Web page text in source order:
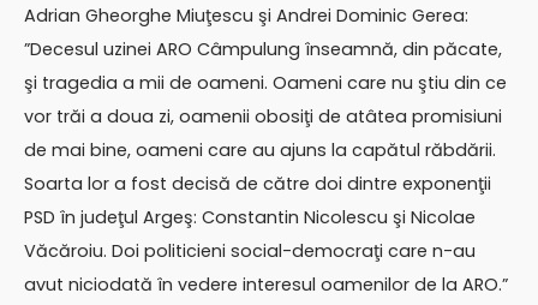
Adrian Gheorghe Miuţescu şi Andrei Dominic Gerea:
”Decesul uzinei ARO Câmpulung înseamnă, din păcate,
şi tragedia a mii de oameni. Oameni care nu ştiu din ce
vor trăi a doua zi, oamenii obosiţi de atâtea promisiuni
de mai bine, oameni care au ajuns la capătul răbdării.
Soarta lor a fost decisă de către doi dintre exponenţii
PSD în judeţul Argeş: Constantin Nicolescu şi Nicolae
Văcăroiu. Doi politicieni social-democraţi care n-au
avut niciodată în vedere interesul oamenilor de la ARO.”